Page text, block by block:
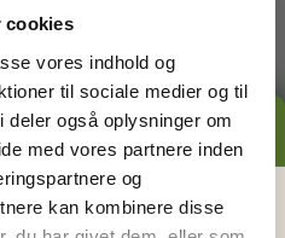
cookies
vores indhold og
til sociale medier og til
også oplysninger om
med vores partnere inden
og
kan kombinere disse
egentligat få